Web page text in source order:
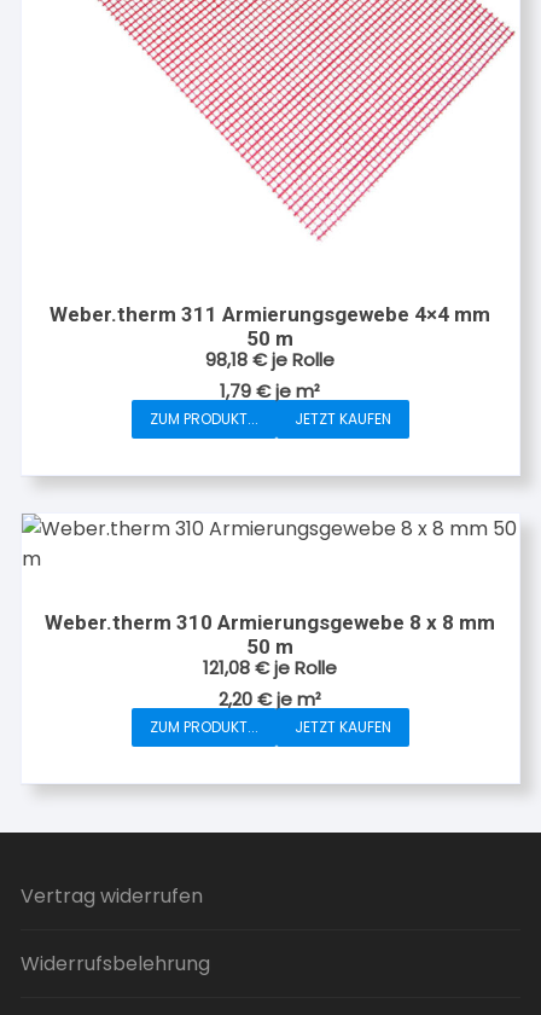
Weber.therm 311 Armierungsgewebe 4×4 mm
50 m
98,18€je Rolle
1,79€jem²
ZUM PRODUKT... JETZT KAUFEN
Weber.therm 310 Armierungsgewebe 8 x 8 mm
50 m
121,08€je Rolle
2,20€jem²
ZUM PRODUKT... JETZT KAUFEN
Vertrag widerrufen
Widerrufsbelehrung